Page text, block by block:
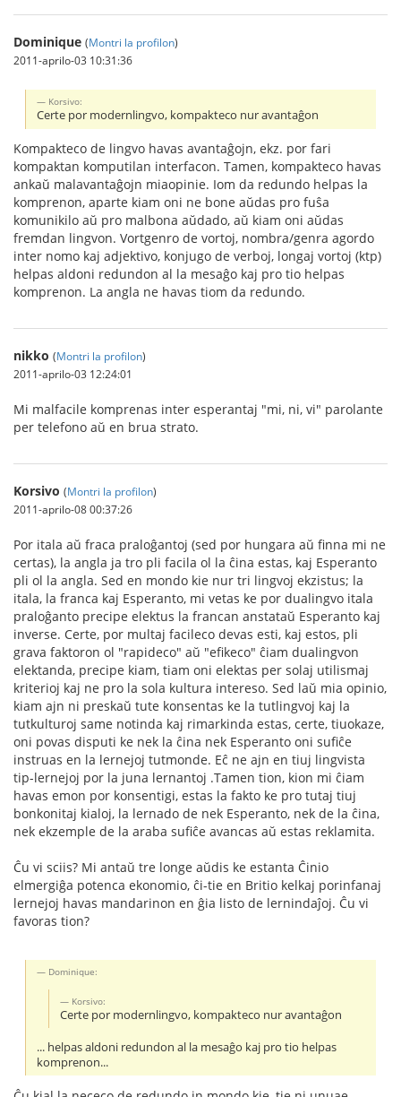
Dominique (Montri la profilon)
2011-aprilo-03 10:31:36
Korsivo:
Certe por modernlingvo, kompakteco nur avantaĝon
Kompakteco de lingvo havas avantaĝojn, ekz. por fari
kompaktan komputilan interfacon. Tamen, kompakteco havas
ankaŭ malavantaĝojn miaopinie. Iom da redundo helpas la
komprenon, aparte kiam oni ne bone aŭdas pro fuŝa
komunikilo aŭ pro malbona aŭdado, aŭ kiam oni aŭdas
fremdan lingvon. Vortgenro de vortoj, nombra/genra agordo
inter nomo kaj adjektivo, konjugo de verboj, longaj vortoj (ktp)
helpas aldoni redundon al la mesaĝo kaj pro tio helpas
komprenon. La angla ne havas tiom da redundo.
nikko (Montri la profilon)
2011-aprilo-03 12:24:01
Mi malfacile komprenas inter esperantaj "mi, ni, vi" parolante
per telefono aŭ en brua strato.
Korsivo (Montri la profilon)
2011-aprilo-08 00:37:26
Por itala aŭ fraca praloĝantoj (sed por hungara aŭ finna mi ne
certas), la angla ja tro pli facila ol la ĉina estas, kaj Esperanto
pli ol la angla. Sed en mondo kie nur tri lingvoj ekzistus; la
itala, la franca kaj Esperanto, mi vetas ke por dualingvo itala
praloĝanto precipe elektus la francan anstataŭ Esperanto kaj
inverse. Certe, por multaj facileco devas esti, kaj estos, pli
grava faktoron ol "rapideco" aŭ "efikeco" ĉiam dualingvon
elektanda, precipe kiam, tiam oni elektas per solaj utilismaj
kriterioj kaj ne pro la sola kultura intereso. Sed laŭ mia opinio,
kiam ajn ni preskaŭ tute konsentas ke la tutlingvoj kaj la
tutkulturoj same notinda kaj rimarkinda estas, certe, tiuokaze,
oni povas disputi ke nek la ĉina nek Esperanto oni sufiĉe
instruas en la lernejoj tutmonde. Eĉ ne ajn en tiuj lingvista
tip-lernejoj por la juna lernantoj .Tamen tion, kion mi ĉiam
havas emon por konsentigi, estas la fakto ke pro tutaj tiuj
bonkonitaj kialoj, la lernado de nek Esperanto, nek de la ĉina,
nek ekzemple de la araba sufiĉe avancas aŭ estas reklamita.
Ĉu vi sciis? Mi antaŭ tre longe aŭdis ke estanta Ĉinio
elmergiĝa potenca ekonomio, ĉi-tie en Britio kelkaj porinfanaj
lernejoj havas mandarinon en ĝia listo de lernindaĵoj. Ĉu vi
favoras tion?
Dominique:
Korsivo:
Certe por modernlingvo, kompakteco nur avantaĝon
... helpas aldoni redundon al la mesaĝo kaj pro tio helpas
komprenon...